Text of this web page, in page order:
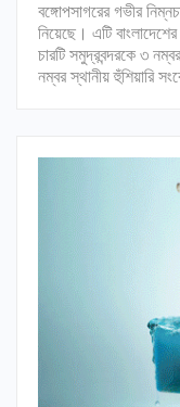
বঙ্গোপসাগরের গভীর
নিয়েছে। এটি
চারটি সমুদ্রবন্দরকে ৩
নম্বর স্থানীয় হুঁশিয়ারি